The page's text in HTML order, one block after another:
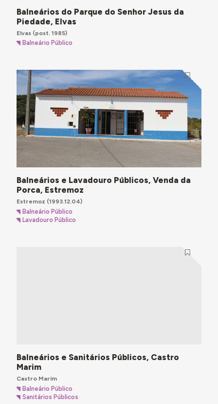
Balneários do Parque do Senhor Jesus da
Piedade, Elvas
Elvas(post. 1985)
Balneário Público
Balneários e Lavadouro Públicos, Venda da
Porca, Estremoz
Estremoz (1993.12.04)
Balneário Público
Lavadouro Público
Balneários e Sanitários Públicos, Castro
Marim
Castro Marim
Balneário Público
Sanitários Públicos